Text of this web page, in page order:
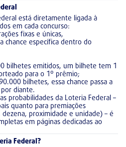
está diretamente ligada à
em cada concurso:
fixas e únicas,
chance específica dentro do
bilhetes emitidos, um bilhete tem 1
para o 1º prêmio;
bilhetes, essa chance passa a
diante.
probabilidades da Loteria Federal –
quanto para premiações
proximidade e unidade) – é
em páginas dedicadas ao
Federal?